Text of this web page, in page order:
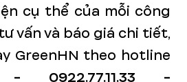
cụ thể của mỗi công
vấn và báo giá chi tiết,
GreenHN theo hotline
- 0922.77.11.33 -